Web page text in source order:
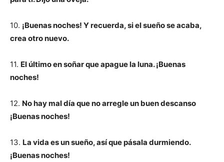
10. ¡Buenas noches! Y recuerda, si el sueño se acaba,
crea otro nuevo.
11. El último en soñar que apague la luna. ¡Buenas
noches!
12. No hay mal día que no arregle un buen descanso
¡Buenas noches!
13. La vida es un sueño, así que pásala durmiendo.
¡Buenas noches!